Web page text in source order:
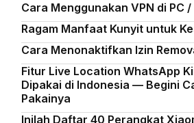
Cara Menggunakan VPN di PC
Ragam Manfaat Kunyit untuk
Cara Menonaktifkan Izin
Fitur Live Location WhatsApp
Dipakai di Indonesia — Begini
Pakainya
Inilah Daftar 40 Perangkat